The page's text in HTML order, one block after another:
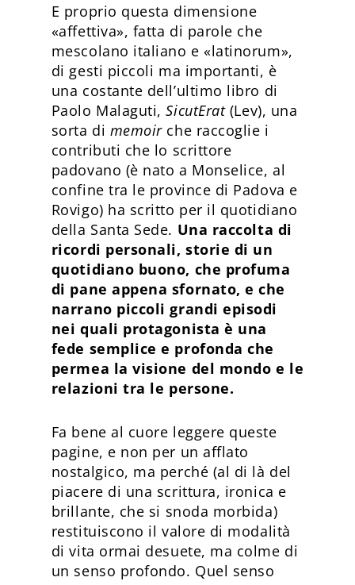
E proprio questa dimensione
«affettiva», fatta di parole che
mescolano italiano e «latinorum»,
di gesti piccoli ma importanti, è
una costante dell’ultimo libro di
Paolo Malaguti,SicutErat(Lev), una
sorta di memoirche raccoglie i
contributi che lo scrittore
padovano (è nato a Monselice, al
confine tra le province di Padova e
Rovigo) ha scritto per il quotidiano
della Santa Sede. Una raccolta di
ricordi personali, storie di un
quotidiano buono, che profuma
di pane appena sfornato, e che
narrano piccoli grandi episodi
nei quali protagonista è una
fede semplice e profonda che
permea la visione del mondo e le
relazioni tra le persone.
Fa bene al cuore leggere queste
pagine, e non per un afflato
nostalgico, ma perché (al di là del
piacere di una scrittura, ironica e
brillante, che si snoda morbida)
restituiscono il valore di modalità
di vita ormai desuete, ma colme di
un senso profondo. Quel senso